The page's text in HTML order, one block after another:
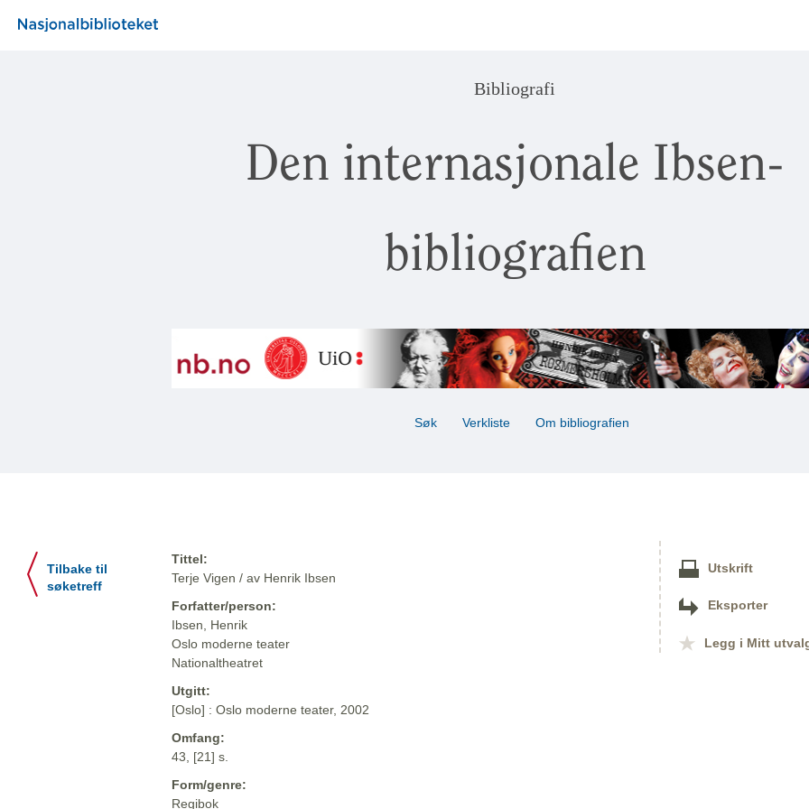
Bibliografi
Den internasjonale Ibsen-
bibliografien
Søk Verkliste Om bibliografien
Tilbake til
søketreff
Tittel:
Terje Vigen / av Henrik Ibsen
Forfatter/person:
Ibsen, Henrik
Oslo moderne teater
Nationaltheatret
Utgitt:
[Oslo] : Oslo moderne teater, 2002
Omfang:
43, [21] s.
Form/genre:
Regibok
Utskrift
Eksporter
Legg i Mitt